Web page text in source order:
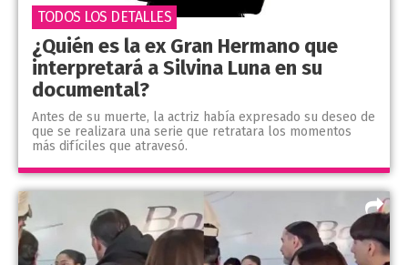
¿Quién es la ex Gran Hermano que
interpretará a Silvina Luna en su
documental?
Antes de su muerte, la actriz había expresado su deseo de
que se realizara una serie que retratara los momentos
más difíciles que atravesó.
TODOS LOS DETALLES